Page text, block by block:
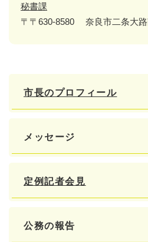
秘書課
〒〒630-8580
奈良市二条大
市長のプロフィール
メッセージ
定例記者会見
公務の報告